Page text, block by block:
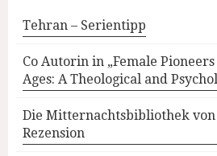
Tehran – Serientipp
Co Autorin in „Female
Ages: A Theological and
Die Mitternachtsbibliothek
Rezension